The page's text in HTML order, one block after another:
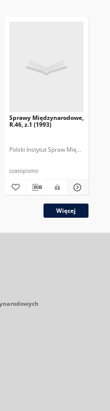
Polska Fundacja Spraw
Sprawy Międzynarodowe,
R.46, z.1 (1993)
Polski Instytut Spraw
czasopismo
Więcej